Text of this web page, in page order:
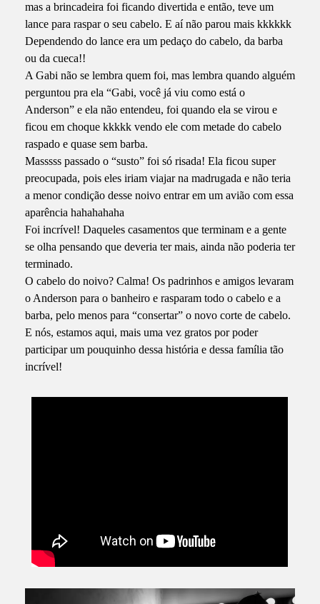
mas a brincadeira foi ficando divertida e então, teve um
lance para raspar o seu cabelo. E aí não parou mais kkkkkk
Dependendo do lance era um pedaço do cabelo, da barba
ou da cueca!!
A Gabi não se lembra quem foi, mas lembra quando alguém
perguntou pra ela “Gabi, você já viu como está o
Anderson” e ela não entendeu, foi quando ela se virou e
ficou em choque kkkkk vendo ele com metade do cabelo
raspado e quase sem barba.
Masssss passado o “susto” foi só risada! Ela ficou super
preocupada, pois eles iriam viajar na madrugada e não teria
a menor condição desse noivo entrar em um avião com essa
aparência hahahahaha
Foi incrível! Daqueles casamentos que terminam e a gente
se olha pensando que deveria ter mais, ainda não poderia ter
terminado.
O cabelo do noivo? Calma! Os padrinhos e amigos levaram
o Anderson para o banheiro e rasparam todo o cabelo e a
barba, pelo menos para “consertar” o novo corte de cabelo.
E nós, estamos aqui, mais uma vez gratos por poder
participar um pouquinho dessa história e dessa família tão
incrível!